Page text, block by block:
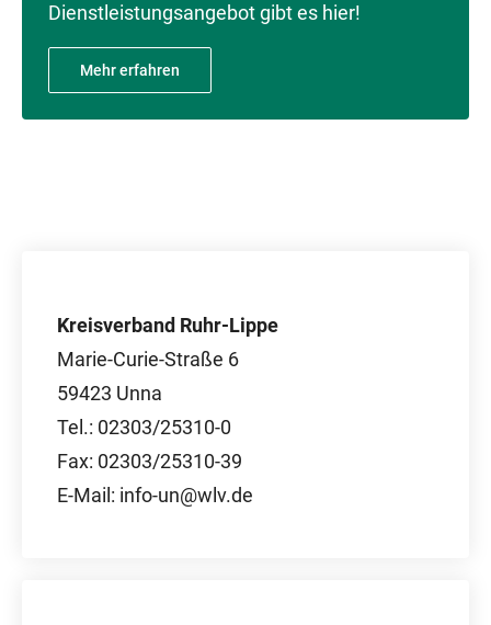
Dienstleistungsangebot gibt es hier!
Mehr erfahren
Kreisverband Ruhr-Lippe
Marie-Curie-Straße 6
59423 Unna
Tel.: 02303/25310-0
Fax: 02303/25310-39
E-Mail: info-un@wlv.de